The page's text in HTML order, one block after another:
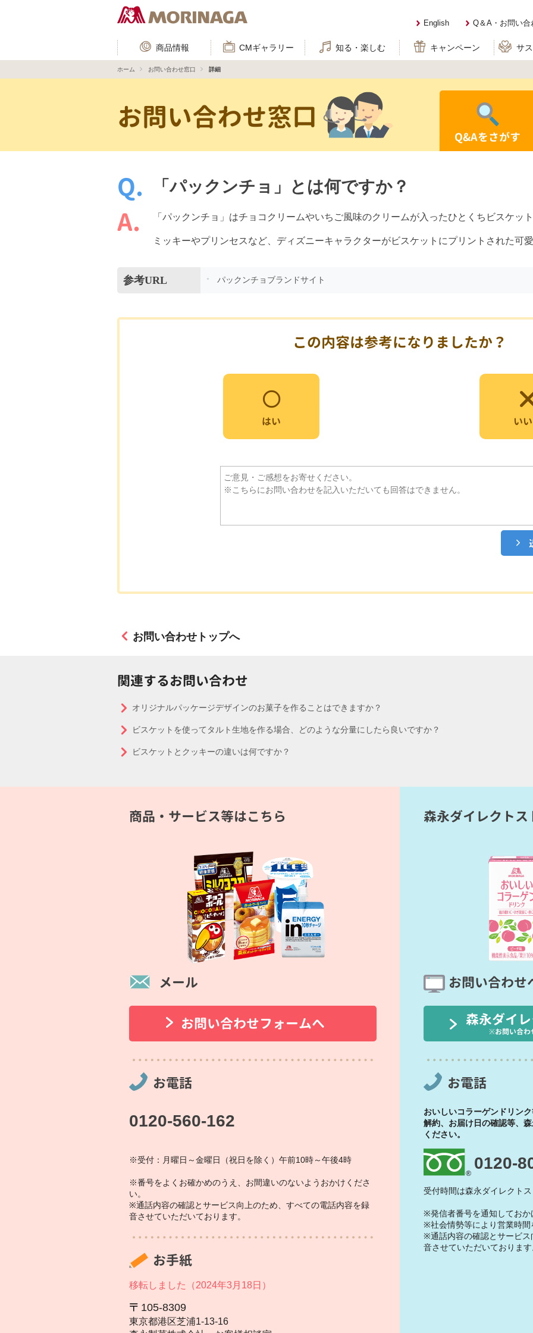
English Q＆A・お問い合
商品情報 CMギャラリー 知る・楽しむ キャンペーン サ
ホーム お問い合わせ窓口 詳細
お問い合わせ窓口
Q&Aをさがす
「パックンチョ」とは何ですか？
「パックンチョ」はチョコクリームやいちご風味のクリームが入ったひとくちビスケッ
ミッキーやプリンセスなど、ディズニーキャラクターがビスケットにプリントされた可
参考URL パックンチョブランドサイト
この内容は参考になりましたか？
はい い
お問い合わせトップへ
関連するお問い合わせ
オリジナルパッケージデザインのお菓子を作ることはできますか？
ビスケットを使ってタルト生地を作る場合、どのような分量にしたら良いですか？
ビスケットとクッキーの違いは何ですか？
商品・サービス等はこちら
メール
お問い合わせフォームへ
お電話
0120-560-162
※受付：月曜日～金曜日（祝日を除く）午前10時～午後4時
※番号をよくお確かめのうえ、お間違いのないようおかけくださ
い。
※通話内容の確認とサービス向上のため、すべての電話内容を録
音させていただいております。
お手紙
移転しました（2024年3月18日）
105‐8309
東京都港区芝浦1‐13‐16
森永ダイレクト
お問い合わせ
森永ダイ
※お問い合わ
お電話
おいしいコラーゲンドリン
解約、お届け日の確認等、
ください。
0120-
受付時間は森永ダイレクト
※発信者番号を通知しておか
※社会情勢等により営業時
※通話内容の確認とサービ
音させていただいておりま